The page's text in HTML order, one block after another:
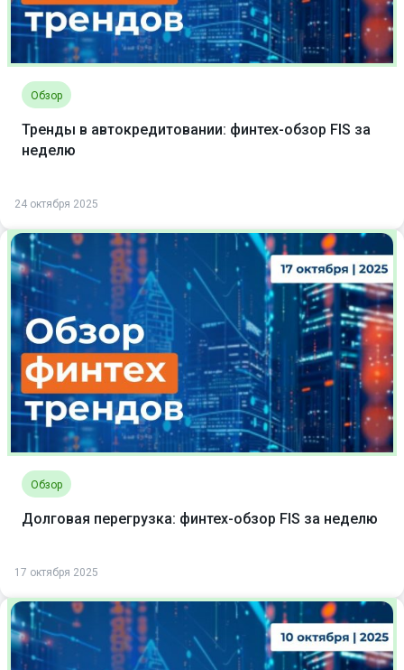
Обзор
Тренды в автокредитовании: финтех-обзор FIS за
неделю
24 октября 2025
Обзор
Долговая перегрузка: финтех-обзор FIS за неделю
17 октября 2025